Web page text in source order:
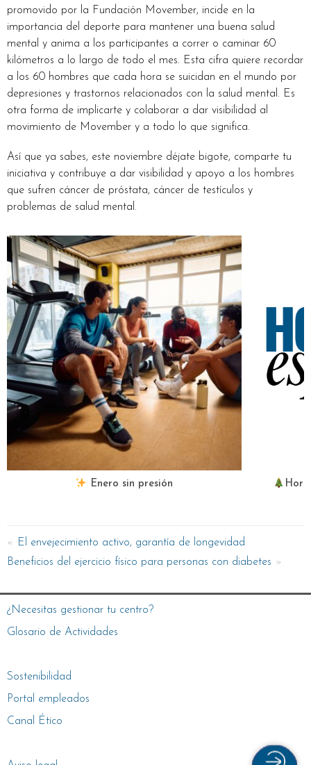
promovido por la Fundación Movember, incide en la
importancia del deporte para mantener una buena salud
mental y anima a los participantes a correr o caminar 60
kilómetros a lo largo de todo el mes. Esta cifra quiere recordar
a los 60 hombres que cada hora se suicidan en el mundo por
depresiones y trastornos relacionados con la salud mental. Es
otra forma de implicarte y colaborar a dar visibilidad al
movimiento de Movember y a todo lo que significa.
Así que ya sabes, este noviembre déjate bigote, comparte tu
iniciativa y contribuye a dar visibilidad y apoyo a los hombres
que sufren cáncer de próstata, cáncer de testículos y
problemas de salud mental.
Enero sin presión
El envejecimiento activo, garantía de longevidad
Beneficios del ejercicio físico para personas con diabetes
¿Necesitas gestionar tu centro?
Glosario de Actividades
Sostenibilidad
Portal empleados
Canal Ético